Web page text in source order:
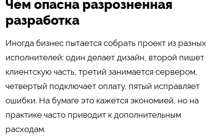
Чем опасна разрозненная
разработка
Иногда бизнес пытается собрать проект из разных
исполнителей: один делает дизайн, второй пишет
клиентскую часть, третий занимается сервером,
четвертый подключает оплату, пятый исправляет
ошибки. На бумаге это кажется экономией, но на
практике часто приводит к дополнительным
расходам.